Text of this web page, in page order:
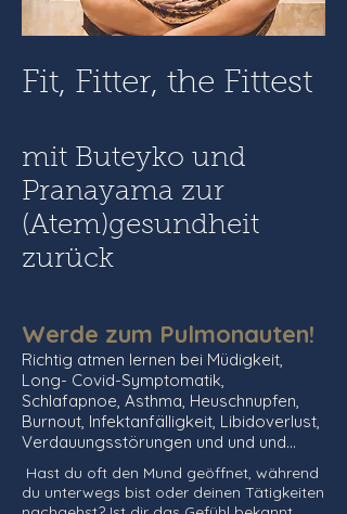
Fit, Fitter, the Fittest
mit Buteyko und
Pranayama zur
(Atem)gesundheit
zurück
Werde zum Pulmonauten!
Richtig atmen lernen bei Müdigkeit,
Long- Covid-Symptomatik,
Schlafapnoe, Asthma, Heuschnupfen,
Burnout, Infektanfälligkeit, Libidoverlust,
Verdauungsstörungen und und und…
Hast du oft den Mund geöffnet, während
du unterwegs bist oder deinen Tätigkeiten